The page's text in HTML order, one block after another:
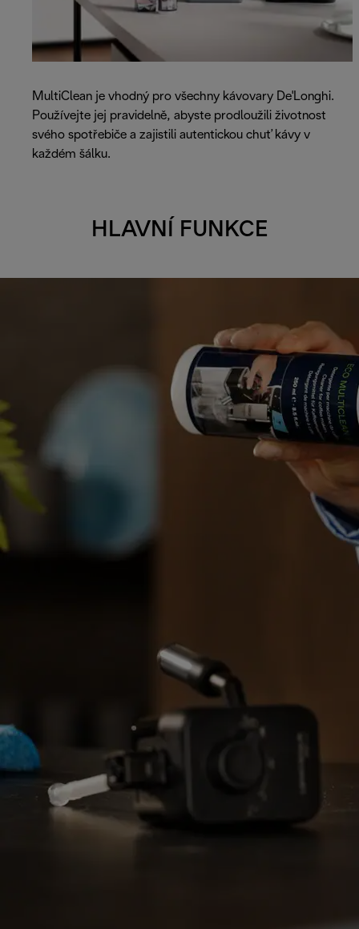
MultiClean je vhodný pro všechny kávovary De'Longhi.
Používejte jej pravidelně, abyste prodloužili životnost
svého spotřebiče a zajistili autentickou chuť kávy v
každém šálku.
HLAVNÍ FUNKCE